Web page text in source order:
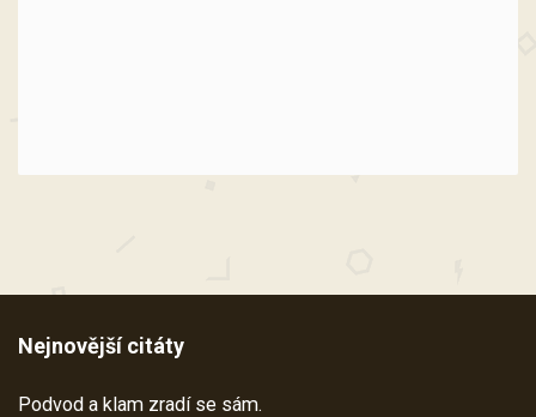
Nejnovější citáty
Podvod a klam zradí se sám.